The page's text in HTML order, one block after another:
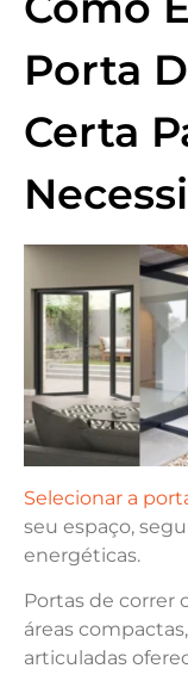
Porta
Certa
Selecionar a
seu espaço,
energéticas.
Portas de correr
áreas
articuladas